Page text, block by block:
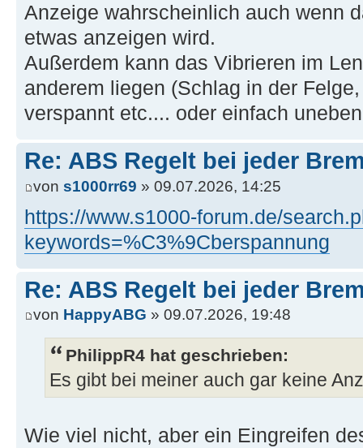
Anzeige wahrscheinlich auch wenn
etwas anzeigen wird.
Außerdem kann das Vibrieren im
anderem liegen (Schlag in der
verspannt etc.... oder einfach
Re: ABS Regelt bei jeder
von s1000rr69 » 09.07.2026, 14:25
https://www.s1000-forum.de/
keywords=%C3%9Cberspannung
Re: ABS Regelt bei jeder
von HappyABG » 09.07.2026, 19:48
PhilippR4 hat geschrieben:
Es gibt bei meiner auch gar keine
Wie viel nicht, aber ein Eingreifen